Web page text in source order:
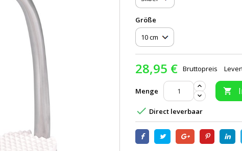
Größe
28,95 € Bruttopreis
Menge 
 Direct leverbaar